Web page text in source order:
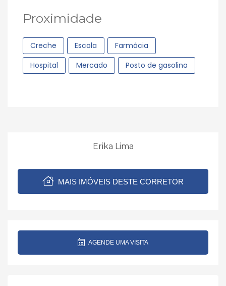
Proximidade
Creche Escola
Farmácia
Hospital
Mercado Posto de gasolina
Erika Lima
MAIS IMÓVEIS DESTE CORRETOR
AGENDE UMA VISITA